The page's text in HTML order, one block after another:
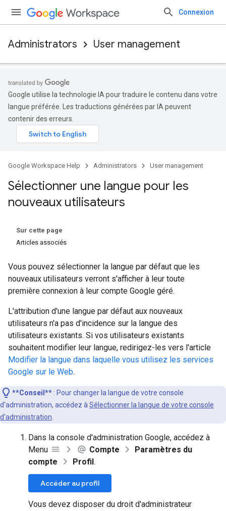
Connexion
Administrators User management
Google utilise la technologie IA pour traduire le contenu dans votre
langue préférée. Les traductions générées par IA peuvent
contenir des erreurs.
Google Workspace Help Administrators User management
Sélectionner une langue pour les
nouveaux utilisateurs
Sur cette page
Articles associés
Vous pouvez sélectionner la langue par défaut que les
nouveaux utilisateurs verront s'afficher à leur toute
première connexion à leur compte Google géré.
L'attribution d'une langue par défaut aux nouveaux
utilisateurs n'a pas d'incidence sur la langue des
utilisateurs existants. Si vos utilisateurs existants
souhaitent modifier leur langue, redirigez-les vers l'article
Modifier la langue dans laquelle vous utilisez les services
Google sur le Web.
**Conseil** : Pour changer la langue de votre console
d'administration, accédez à Sélectionner la langue de votre console
d'administration
Dans la console d'administration Google, accédez à
Menu
Compte
Paramètres du
compte
Profil.
Accéder au profil
Vous devez disposer du droit d'administrateur